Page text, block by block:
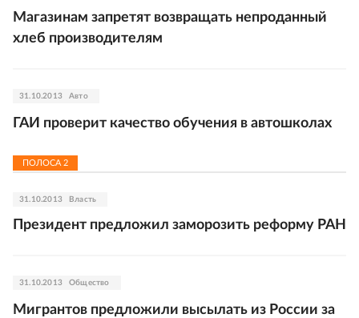
Магазинам запретят возвращать непроданный
хлеб производителям
31.10.2013 Авто
ГАИ проверит качество обучения в автошколах
ПОЛОСА 2
31.10.2013 Власть
Президент предложил заморозить реформу РАН
31.10.2013 Общество
Мигрантов предложили высылать из России за